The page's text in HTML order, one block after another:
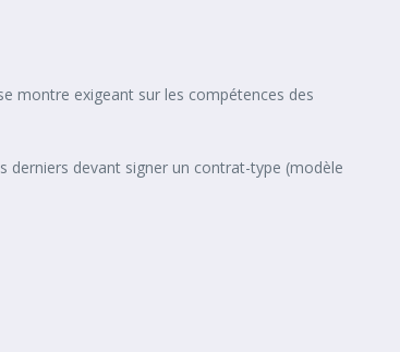
montre exigeant sur les compétences des
derniers devant signer un contrat-type (modèle